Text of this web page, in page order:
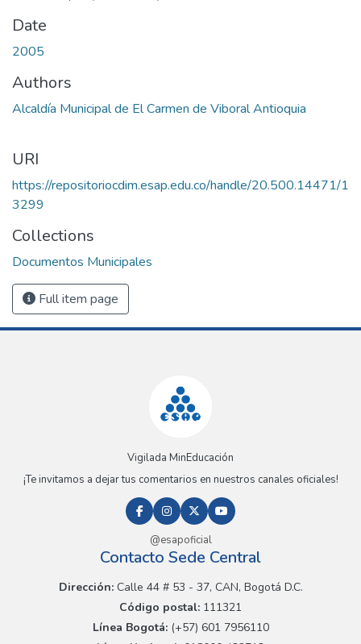
Date
2005
Authors
Alcaldía Municipal de El Carmen de Viboral Antioquia
URI
https://repositoriocdim.esap.edu.co/handle/20.500.14471/1
3299
Collections
Documentos Municipales
Full item page
Vigilada MinEducación
¡Te invitamos a dejar tus comentarios en nuestros canales oficiales!
@esapoficial
Contacto Sede Central
Dirección:Calle 44 # 53 - 37, CAN, Bogotá D.C.
Código postal: 111321
Línea Bogotá:(+57) 601 7956110